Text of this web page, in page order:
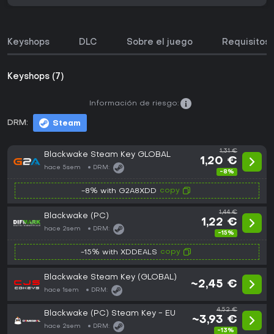
Keyshops DLC Sobre el juego Requisitos
Keyshops (7)
DRM: Steam
Información de riesgo:
Blackwake Steam Key GLOBAL
hace 5sem DRM:
1,31 €
1,20 €
-8%
-8% with G2A8XDD copy
Blackwake (PC)
hace 2sem DRM:
1,44 €
1,22 €
-15%
-15% with XDDEALS copy
Blackwake Steam Key (GLOBAL)
hace 1sem DRM:
~2,45 €
Blackwake (PC) Steam Key - EU
hace 2sem DRM:
4,52 €
~3,93 €
-13%